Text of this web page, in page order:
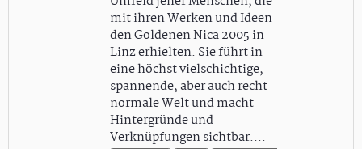
mit ihren Werken und Ideen
den Goldenen Nica 2005 in
Linz erhielten. Sie führt in
eine höchst vielschichtige,
spannende, aber auch recht
normale Welt und macht
Hintergründe und
Verknüpfungen sichtbar.…